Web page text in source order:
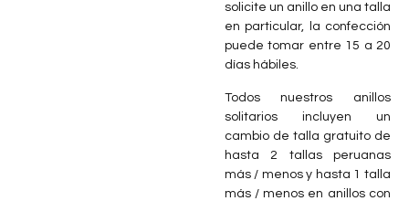
solicite un anillo en una talla
en particular, la confección
puede tomar entre 15 a 20
días hábiles.
Todos nuestros anillos
solitarios incluyen un
cambio de talla gratuito de
hasta 2 tallas peruanas
más / menos y hasta 1 talla
más / menos en anillos con